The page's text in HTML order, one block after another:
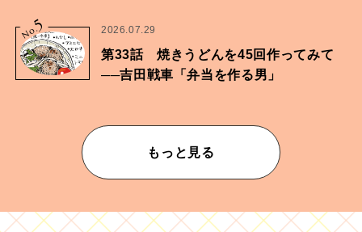
No.
5 2026.07.29
第33話 焼きうどんを45回作ってみて
──吉田戦車「弁当を作る男」
もっと見る